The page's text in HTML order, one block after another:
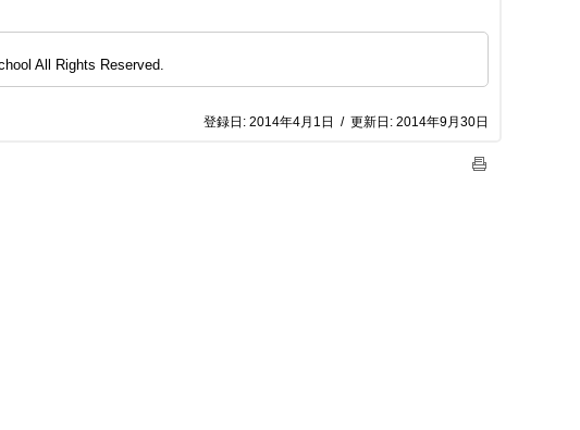
All Rights Reserved.
登録日: 2014年4月1日 / 更新日: 2014年9月30日